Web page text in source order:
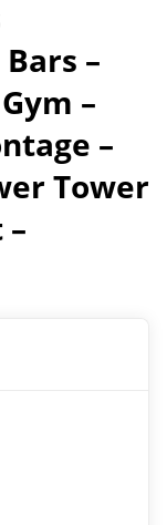
–
–
–
Tower